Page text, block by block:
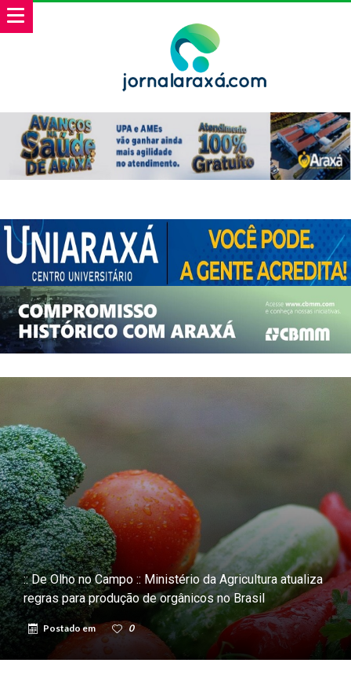
:: De Olho no Campo :: Ministério da Agricultura atualiza
regras para produção de orgânicos no Brasil
Postado em 0